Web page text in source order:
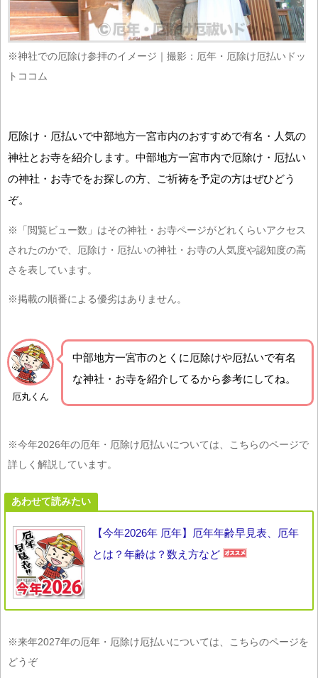
※神社での厄除け参拝のイメージ｜撮影：厄年・厄除け厄払いドッ
トココム
厄除け・厄払いで中部地方一宮市内のおすすめで有名・人気の
神社とお寺を紹介します。中部地方一宮市内で厄除け・厄払い
の神社・お寺でをお探しの方、ご祈祷を予定の方はぜひどう
ぞ。
※「閲覧ビュー数」はその神社・お寺ページがどれくらいアクセス
されたのかで、厄除け・厄払いの神社・お寺の人気度や認知度の高
さを表しています。
※掲載の順番による優劣はありません。
厄丸くん
中部地方一宮市のとくに厄除けや厄払いで有名
な神社・お寺を紹介 してるから参考にしてね。
※今年2026年の厄年・厄除け厄払いについては、こちらのページで
詳しく解説しています。
あわせて読みたい
【今年2026年 厄年】厄年年齢早見表、厄年
とは？年齢は？数え方など
※来年2027年の厄年・厄除け厄払いについては、こちらのページを
どうぞ